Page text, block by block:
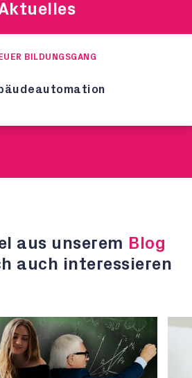
BILDUNGSGANG
aus unserem Blog
auch interessieren